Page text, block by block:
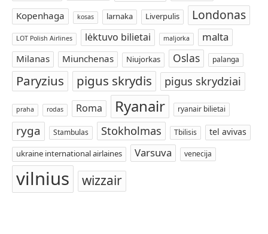
Kopenhaga kosas larnaka Liverpulis Londonas
LOT Polish Airlines lėktuvo bilietai maljorka malta
Milanas Miunchenas Niujorkas Oslas palanga
Paryzius pigus skrydis pigus skrydziai
praha rodas Roma Ryanair ryanair bilietai
ryga Stambulas Stokholmas Tbilisis tel avivas
ukraine international airlaines Varsuva venecija
vilnius wizzair